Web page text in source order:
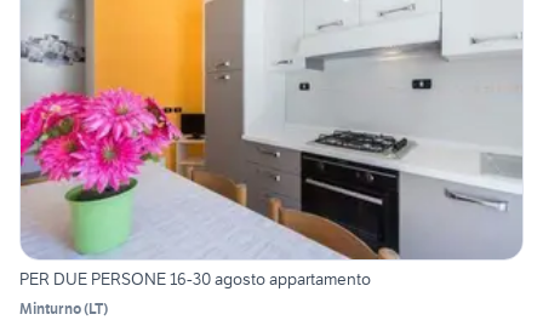
PER DUE PERSONE 16-30 agosto appartamento
Minturno(LT)